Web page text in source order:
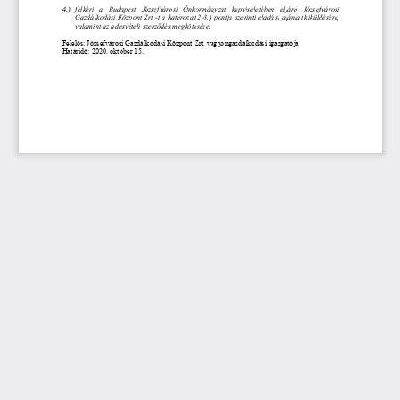
4.)
felkéri  a  Budapest  Józsefvárosi  Önkormányzat  képviseletében  eljáró  Józsefvárosi
Gazdálkodási Központ Zrt. -t a határozat 2-3.) pontja szerinti eladási ajánlat kiküldésére,
valamint az adásvételi szerződés megkötésére.
Felelős: Józsefvárosi Gazdálkodási Központ Zrt. vagyongazdálkodási igazgatója
Határidő: 2020. október 15.